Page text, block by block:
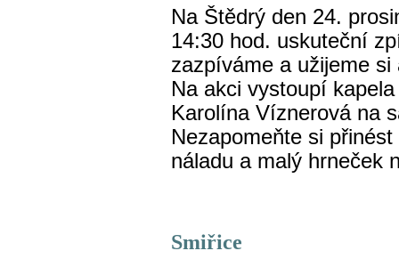
Na Štědrý den 24.
14:30 hod. uskuteční
zazpíváme a užijeme
Na akci vystoupí
Karolína Víznerová na
Nezapomeňte si
náladu a malý hrneček
Smiřice